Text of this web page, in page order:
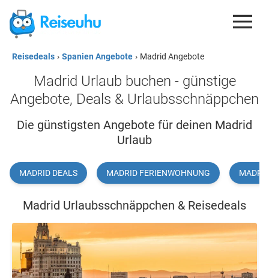
REISEDEALS
GUTSCHEINE
ESIM
REISEBLOG
Reisedeals › Spanien Angebote › Madrid Angebote
Madrid Urlaub buchen - günstige
Angebote, Deals & Urlaubsschnäppchen
Die günstigsten Angebote für deinen Madrid
Urlaub
MADRID DEALS MADRID FERIENWOHNUNG
Madrid Urlaubsschnäppchen & Reisedeals